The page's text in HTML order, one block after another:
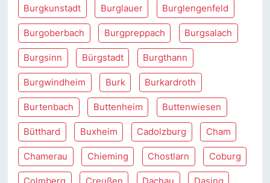
Burgkunstadt Burglauer Burglengenfeld
Burgoberbach Burgpreppach Burgsalach
Burgsinn Bürgstadt Burgthann
Burgwindheim Burk Burkardroth
Burtenbach Buttenheim Buttenwiesen
Bütthard Buxheim Cadolzburg Cham
Chamerau Chieming Chostlarn Coburg